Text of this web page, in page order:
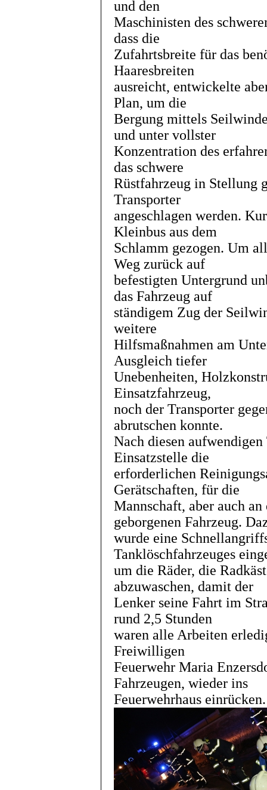
und den
Maschinisten des
dass die
Zufahrtsbreite für das
Haaresbreiten
ausreicht, entwickelte
Plan, um die
Bergung mittels
und unter vollster
Konzentration des
das schwere
Rüstfahrzeug in Stellung
Transporter
angeschlagen werden.
Kleinbus aus dem
Schlamm gezogen. Um
Weg zurück auf
befestigten Untergrund
das Fahrzeug auf
ständigem Zug der
weitere
Hilfsmaßnahmen am
Ausgleich tiefer
Unebenheiten,
Einsatzfahrzeug,
noch der Transporter
abrutschen konnte.
Nach diesen
Einsatzstelle die
erforderlichen
Gerätschaften, für die
Mannschaft, aber auch
geborgenen Fahrzeug.
wurde eine
Tanklöschfahrzeuges
um die Räder, die
abzuwaschen, damit der
Lenker seine Fahrt im
rund 2,5 Stunden
waren alle Arbeiten
Freiwilligen
Feuerwehr Maria
Fahrzeugen, wieder ins
Feuerwehrhaus einrücken.